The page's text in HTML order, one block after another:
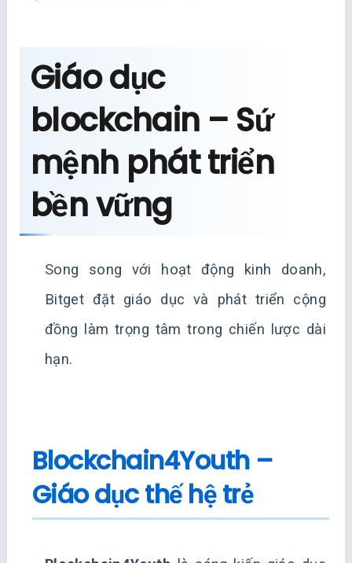
Giáo dục
blockchain – Sứ
mệnh phát triển
bền vững
Song song với hoạt động kinh doanh,
Bitget đặt giáo dục và phát triển cộng
đồng làm trọng tâm trong chiến lược dài
hạn.
Blockchain4Youth –
Giáo dục thế hệ trẻ